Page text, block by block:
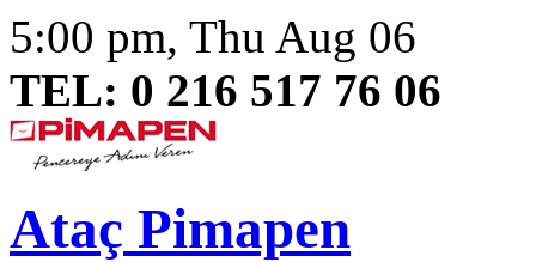
5:00 pm, Thu Aug 06
TEL: 0 216 517 76 06
Ataç Pimapen